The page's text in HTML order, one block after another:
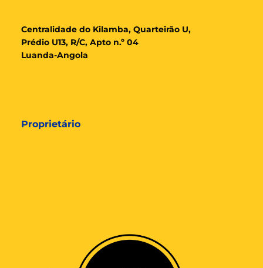
Centralidade do Kilamba, Quarteirão U,
Prédio U13, R/C, Apto n.º 04
Luanda-Angola
Proprietário